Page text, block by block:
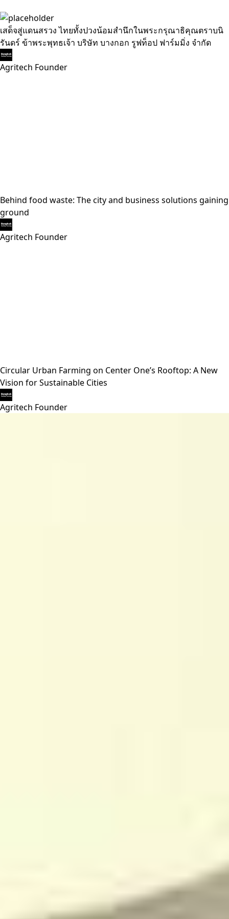
เสด็จสู่แดนสรวง ไทยทั้งปวงน้อมสำนึกในพระกรุณาธิคุณตราบนิ
รันดร์ ข้าพระพุทธเจ้า บริษัท บางกอก รูฟท็อป ฟาร์มมิ่ง จำกัด
Agritech Founder
Behind food waste: The city and business solutions gaining
ground
Agritech Founder
Circular Urban Farming on Center One’s Rooftop: A New
Vision for Sustainable Cities
Agritech Founder